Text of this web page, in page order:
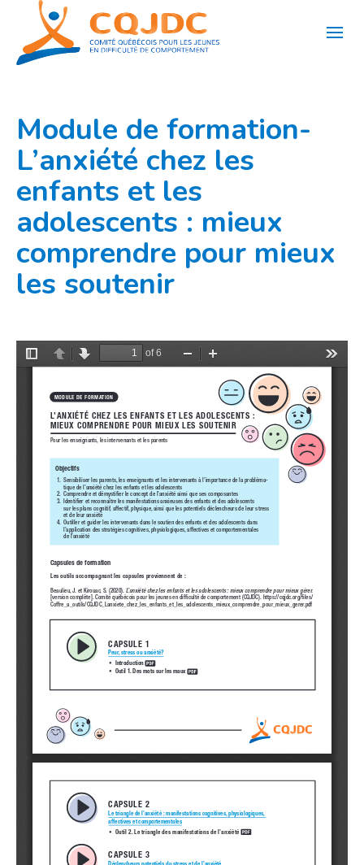
contenu
Module de formation-
L’anxiété chez les
enfants et les
adolescents : mieux
comprendre pour mieux
les soutenir